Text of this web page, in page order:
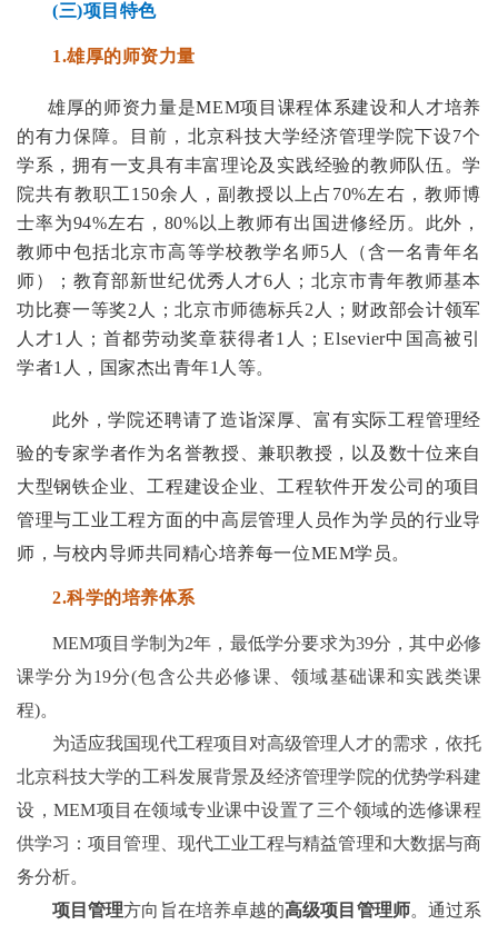
(三)项目特色
1.雄厚的师资力量
雄厚的师资力量是MEM项目课程体系建设和 人才培养
的有力保障。目前，北京科技大学经济管理学院下设7个
学系，拥有一支具有丰富理论及实践经验的教师队伍。学
院共有教职工150余人，副教授以上占70%左右，教师博
士率为94%左右，80%以上教师有出国进修经历。此外，
教师中包括北京市高等学校教学名师5人（含一名青年名
师）；教育部新世纪优秀人才6人；北京市青年教师基本
功比赛一等奖2人；北京市师德标兵2人；财政部会计领军
人才1人；首都劳动奖章获得者1人；Elsevier中国高被引
学者1人，国家杰出青年1人等。
此外，学院还聘请了造诣深厚、富有实际工程管理经
验的专家学者作为名誉教授、兼职教授，以及数十位来自
大型钢铁企业、工程建设企业、工程软件开发公司的项目
管理与工业工程方面的中高层管理人员作为学员的行业导
师，与校内导师共同精心培养每一位MEM学员。
2.科学的培养体系
MEM项目学制为2年，最低学分要求为39分，其中必修
课学分为19分(包含公共必修课、领域基础课和实践类课
程)。
为适应我国现代工程项目对高级管理人才的需求，依托
北京科技大学的工科发展背景及经济管理学院的优势学科建
设，MEM项目在领域专业课中设置了三个领域的选修课程
供学习：项目管理、现代工业工程与精益管理和大数据与商
务分析。
项目管理方向旨在培养卓越的高级项目管理师。通过系